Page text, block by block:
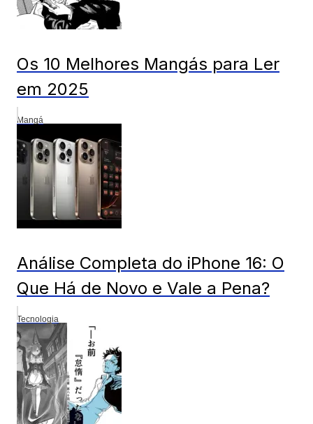
Os 10 Melhores Mangás para Ler
em 2025
Mangá
Análise Completa do iPhone 16: O
Que Há de Novo e Vale a Pena?
Tecnologia